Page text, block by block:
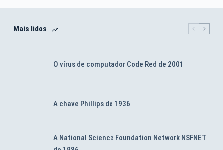
Mais lidos
O vírus de computador Code Red de 2001
A chave Phillips de 1936
A National Science Foundation Network NSFNET